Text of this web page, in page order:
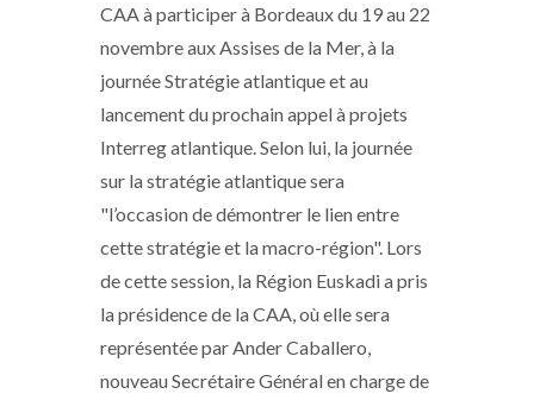
CAA à participer à Bordeaux du 19 au 22
novembre aux Assises de la Mer, à la
journée Stratégie atlantique et au
lancement du prochain appel à projets
Interreg atlantique. Selon lui, la journée
sur la stratégie atlantique sera
"l’occasion de démontrer le lien entre
cette stratégie et la macro-région". Lors
de cette session, la Région Euskadi a pris
la présidence de la CAA, où elle sera
représentée par Ander Caballero,
nouveau Secrétaire Général en charge de